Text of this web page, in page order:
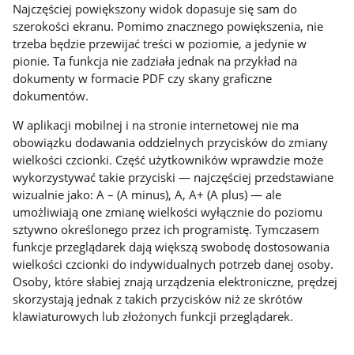
Najczęściej powiększony widok dopasuje się sam do
szerokości ekranu. Pomimo znacznego powiększenia, nie
trzeba będzie przewijać treści w poziomie, a jedynie w
pionie. Ta funkcja nie zadziała jednak na przykład na
dokumenty w formacie PDF czy skany graficzne
dokumentów.
W aplikacji mobilnej i na stronie internetowej nie ma
obowiązku dodawania oddzielnych przycisków do zmiany
wielkości czcionki. Część użytkowników wprawdzie może
wykorzystywać takie przyciski — najczęściej przedstawiane
wizualnie jako: A – (A minus), A, A+ (A plus) — ale
umożliwiają one zmianę wielkości wyłącznie do poziomu
sztywno określonego przez ich programistę. Tymczasem
funkcje przeglądarek dają większą swobodę dostosowania
wielkości czcionki do indywidualnych potrzeb danej osoby.
Osoby, które słabiej znają urządzenia elektroniczne, prędzej
skorzystają jednak z takich przycisków niż ze skrótów
klawiaturowych lub złożonych funkcji przeglądarek.